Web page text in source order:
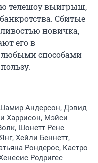
телешоу выигрыш,
Сбитые
новичка,
его в
способами
Андерсон, Дэвид
Харрисон, Мэйси
Шонетт Рене
Хейли Беннетт,
Рондерос, Кастро
Родригес